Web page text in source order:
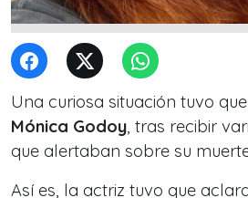
Una curiosa situación tuvo
Mónica Godoy, tras recibir
que alertaban sobre su
Así es, la actriz tuvo que